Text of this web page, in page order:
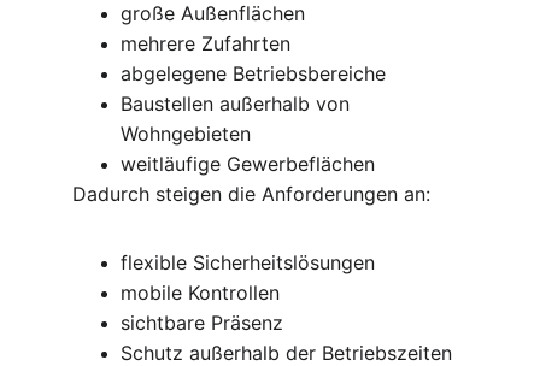
große Außenflächen
mehrere Zufahrten
abgelegene Betriebsbereiche
Baustellen außerhalb von
Wohngebieten
weitläufige Gewerbeflächen
Dadurch steigen die Anforderungen an:
flexible Sicherheitslösungen
mobile Kontrollen
sichtbare Präsenz
Schutz außerhalb der Betriebszeiten